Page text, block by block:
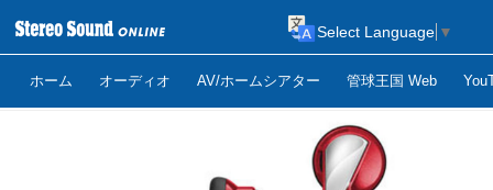
ホーム オーディオ AV/ホームシアター 管球王国 Web
Select Language ▼